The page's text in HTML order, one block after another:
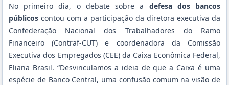
No primeiro dia, o debate sobre a defesa dos bancos
públicos contou com a participação da diretora executiva da
Confederação Nacional dos Trabalhadores do Ramo
Financeiro (Contraf-CUT) e coordenadora da Comissão
Executiva dos Empregados (CEE) da Caixa Econômica Federal,
Eliana Brasil. “Desvinculamos a ideia de que a Caixa é uma
espécie de Banco Central, uma confusão comum na visão de